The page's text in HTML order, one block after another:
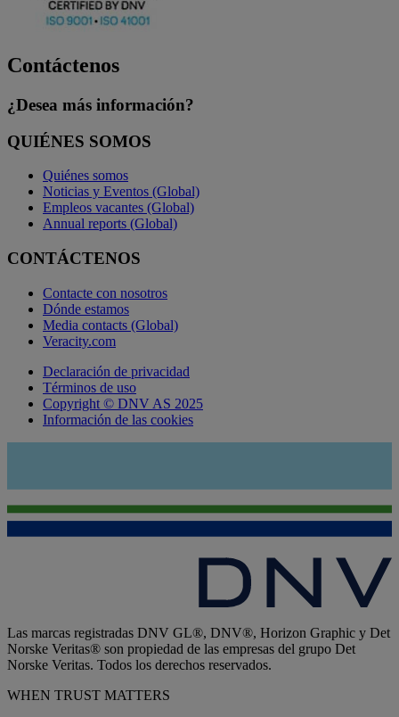
Contáctenos
¿Desea más información?
QUIÉNES SOMOS
Quiénes somos
Noticias y Eventos (Global)
Empleos vacantes (Global)
Annual reports (Global)
CONTÁCTENOS
Contacte con nosotros
Dónde estamos
Media contacts (Global)
Veracity.com
Declaración de privacidad
Términos de uso
Copyright © DNV AS 2025
Información de las cookies
Las marcas registradas DNV GL®, DNV®, Horizon Graphic y Det
Norske Veritas® son propiedad de las empresas del grupo Det
Norske Veritas. Todos los derechos reservados.
WHEN TRUST MATTERS